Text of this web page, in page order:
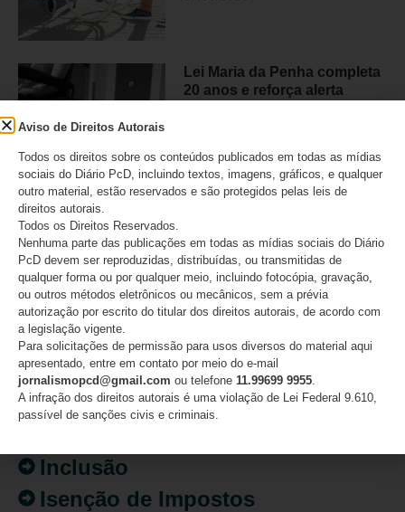
Lei Maria da Penha completa
20 anos e reforça alerta
07/08/2026
CATEGORIAS
Acessibilidade
Artigo/Opinião
Atualidades
Destaques
Inclusão
Isenção de Impostos
Aviso de Direitos Autorais
Todos os direitos sobre os conteúdos publicados em todas as mídias
sociais do Diário PcD, incluindo textos, imagens, gráficos, e qualquer
outro material, estão reservados e são protegidos pelas leis de
direitos autorais.
Todos os Direitos Reservados.
Nenhuma parte das publicações em todas as mídias sociais do Diário
PcD devem ser reproduzidas, distribuídas, ou transmitidas de
qualquer forma ou por qualquer meio, incluindo fotocópia, gravação,
ou outros métodos eletrônicos ou mecânicos, sem a prévia
autorização por escrito do titular dos direitos autorais, de acordo com
a legislação vigente.
Para solicitações de permissão para usos diversos do material aqui
apresentado, entre em contato por meio do e-mail
jornalismopcd@gmail.com ou telefone 11.99699 9955.
A infração dos direitos autorais é uma violação de Lei Federal 9.610,
passível de sanções civis e criminais.